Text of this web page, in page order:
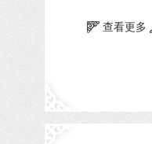
查看更多